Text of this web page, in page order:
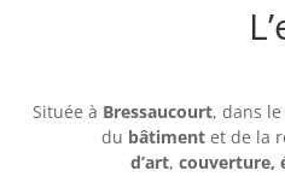
Située à Bressaucourt, dans le
du bâtiment et de la
d’art, couverture,